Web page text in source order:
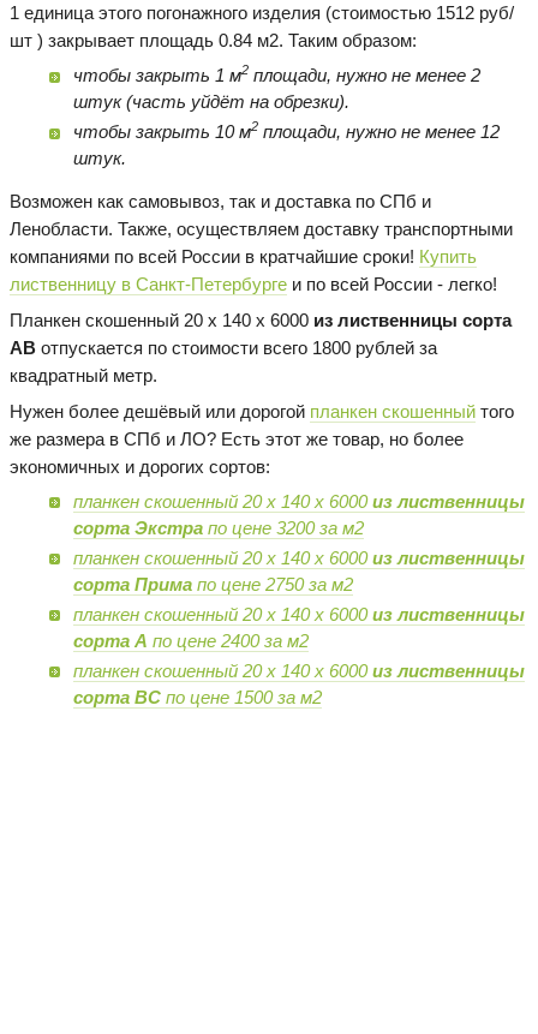
1 единица этого погонажного изделия (стоимостью 1512 руб/
шт ) закрывает площадь 0.84 м2. Таким образом:
чтобы закрыть 1 м2площади, нужно не менее 2
штук (часть уйдёт на обрезки).
чтобы закрыть 10 м2площади, нужно не менее 12
штук.
Возможен как самовывоз, так и доставка по СПб и
Ленобласти. Также, осуществляем доставку транспортными
компаниями по всей России в кратчайшие сроки! Купить
лиственницу в Санкт-Петербурге и по всей России - легко!
Планкен скошенный 20 х 140 х 6000 из лиственницы сорта
AB отпускается по стоимости всего 1800 рублей за
квадратный метр.
Нужен более дешёвый или дорогой планкен скошенный того
же размера в СПб и ЛО? Есть этот же товар, но более
экономичных и дорогих сортов:
планкен скошенный 20 х 140 х 6000из лиственницы
сорта Экстрапо цене 3200 за м2
планкен скошенный 20 х 140 х 6000из лиственницы
сорта Примапо цене 2750 за м2
планкен скошенный 20 х 140 х 6000из лиственницы
сорта А по цене 2400 за м2
планкен скошенный 20 х 140 х 6000из лиственницы
сорта BCпо цене 1500 за м2